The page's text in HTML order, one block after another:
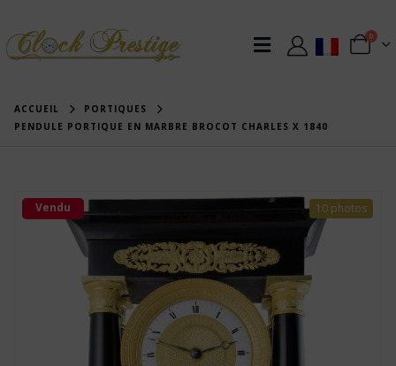
0
ACCUEIL
PORTIQUES
PENDULE PORTIQUE EN MARBRE BROCOT CHARLES X 1840
10 photos
Vendu